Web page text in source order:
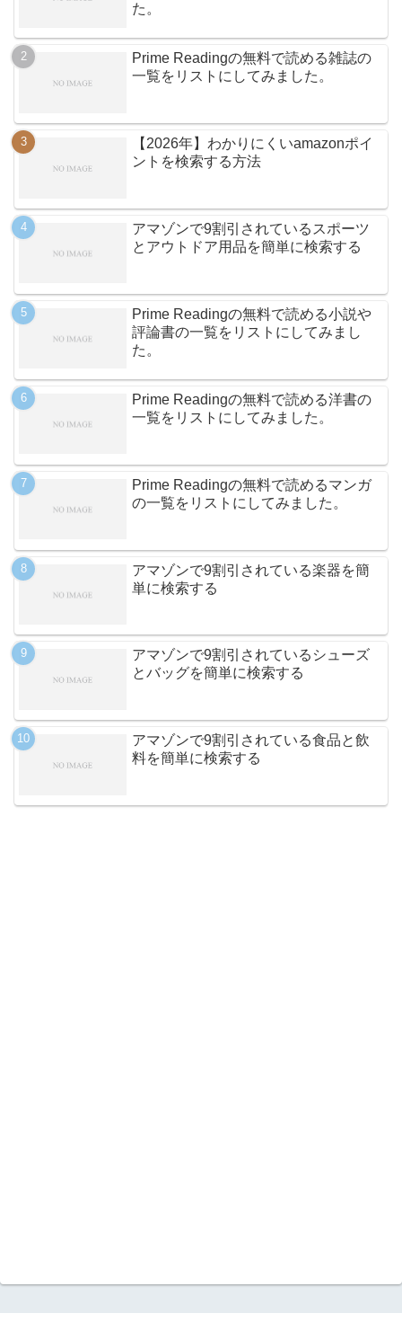
た。
Prime Readingの無料で読める雑誌の
一覧をリストにしてみました。
【2026年】わかりにくいamazonポイ
ントを検索する方法
アマゾンで9割引されているスポーツ
とアウトドア用品を簡単に検索する
Prime Readingの無料で読める小説や
評論書の一覧をリストにしてみまし
た。
Prime Readingの無料で読める洋書の
一覧をリストにしてみました。
Prime Readingの無料で読めるマンガ
の一覧をリストにしてみました。
アマゾンで9割引されている楽器を簡
単に検索する
アマゾンで9割引されているシューズ
とバッグを簡単に検索する
アマゾンで9割引されている食品と飲
料を簡単に検索する